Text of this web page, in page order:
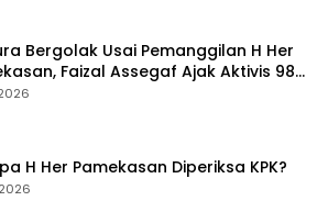
Bergolak Usai Pemanggilan H Her
Faizal Assegaf Ajak Aktivis 98
Permainan KPK
H Her Pamekasan Diperiksa KPK?